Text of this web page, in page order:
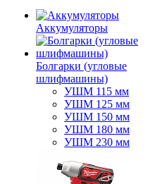
Аккумуляторы
Болгарки (угловые
шлифмашины)
УШМ 115 мм
УШМ 125 мм
УШМ 150 мм
УШМ 180 мм
УШМ 230 мм